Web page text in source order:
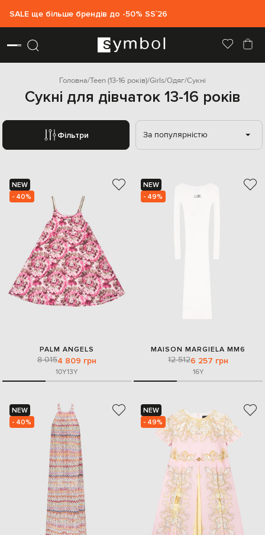
SALE ще більше брендів до -50% SS`26
Головна Teen (13-16 років) Girls Одяг Сукні
Сукні для дівчаток 13-16 років
Фільтри За популярністю
NEW
- 40%
PALM ANGELS
8 0154 809 грн
10Y13Y
NEW
- 49%
MAISON MARGIELA MM6
12 5126 257 грн
16Y
NEW
- 40%
NEW
- 49%